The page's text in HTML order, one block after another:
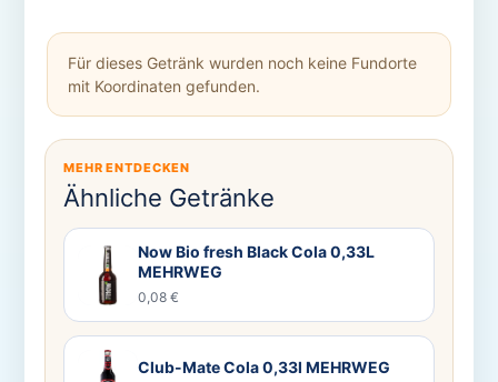
Für dieses Getränk wurden noch keine Fundorte
mit Koordinaten gefunden.
MEHR ENTDECKEN
Ähnliche Getränke
Now Bio fresh Black Cola 0,33L
MEHRWEG
0,08 €
Club-Mate Cola 0,33l MEHRWEG